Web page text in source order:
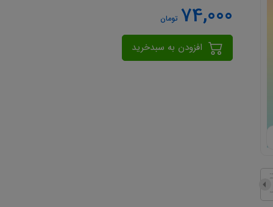
74,000 تومان